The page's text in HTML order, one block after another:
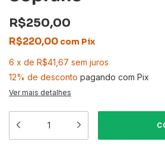
R$250,00
R$220,00 com Pix
6 x de R$41,67 sem juros
12% de desconto pagando com Pix
Ver mais detalhes